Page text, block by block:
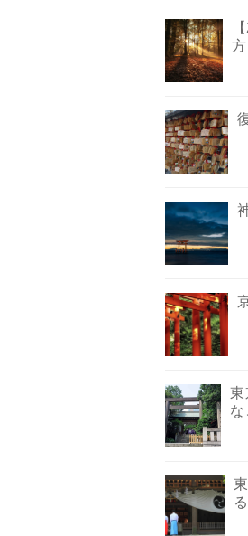
東
な